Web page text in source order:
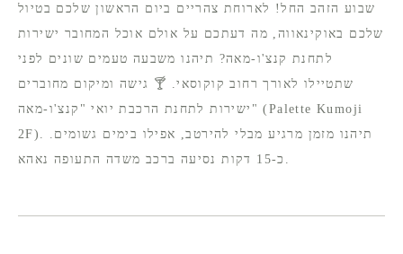
שבוע הזהב החל! לארוחת צהריים ביום הראשון שלכם בטיול
שלכם באוקינאווה, מה דעתכם על אולם אוכל המחובר ישירות
לתחנת קנצ'ו-מאה? תיהנו משבעה טעמים שונים לפני
שתטיילו לאורך רחוב קוקוסאי. 🍸 גישה ומיקום מחוברים
ישירות לתחנת הרכבת יואי "קנצ'ו-מאה" (Palette Kumoji
2F). תיהנו מזמן מרגיע מבלי להירטב, אפילו בימים גשומים.
כ-15 דקות נסיעה ברכב משדה התעופה נאהא.